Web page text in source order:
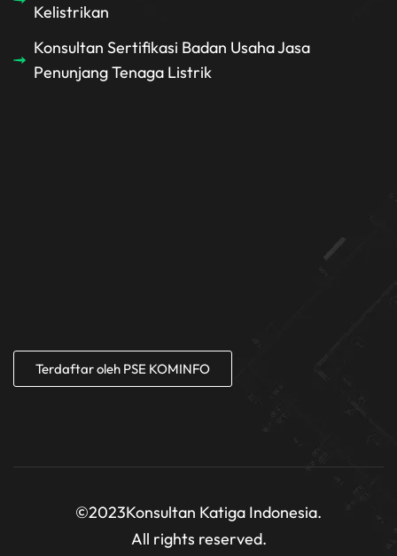
Kelistrikan
Konsultan Sertifikasi Badan Usaha Jasa
Penunjang Tenaga Listrik
Terdaftar oleh PSE KOMINFO
©2023Konsultan Katiga Indonesia.
All rights reserved.